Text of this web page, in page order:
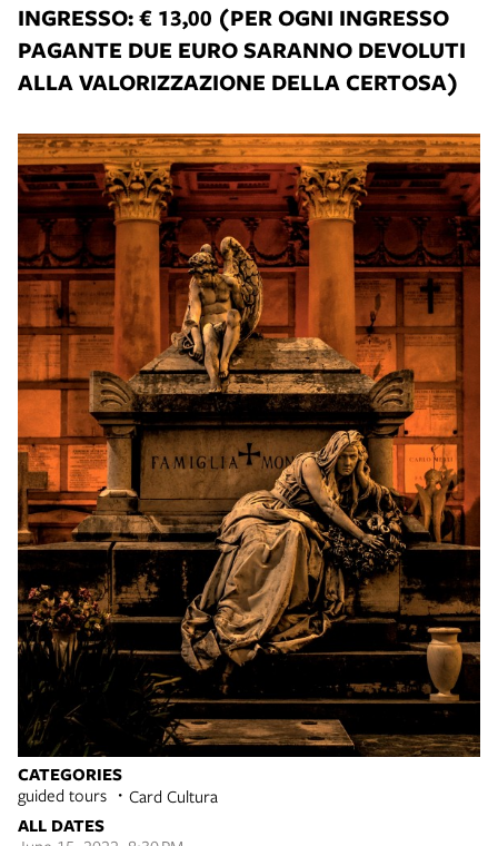
CATEGORIES
guided tours Card Cultura
ALL DATES
INGRESSO: € 13,00 (PER OGNI INGRESSO
PAGANTE DUE EURO SARANNO DEVOLUTI
ALLA VALORIZZAZIONE DELLA CERTOSA)